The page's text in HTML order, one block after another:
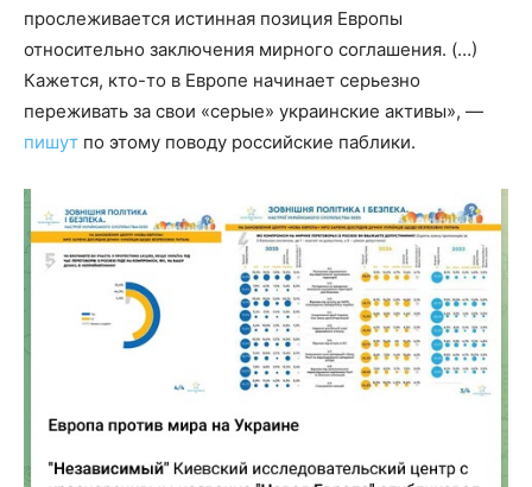
прослеживается истинная позиция Европы
относительно заключения мирного соглашения. (…)
Кажется, кто-то в Европе начинает серьезно
переживать за свои «серые» украинские активы», —
пишут по этому поводу российские паблики.